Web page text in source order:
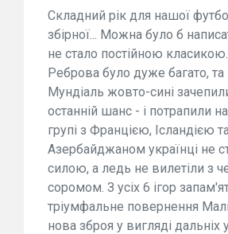
Складний рік для нашої
збірної... Можна було б
не стало постійною
Реброва було дуже багато, та
Мундіаль жовто-сині
останній шанс - і потрапили
групі з Францією, Ісландією
Азербайджаном українці не
силою, а ледь не вилетіли з
соромом. З усіх 6 ігор
тріумфальне повернення
нова зброя у вигляді дальніх